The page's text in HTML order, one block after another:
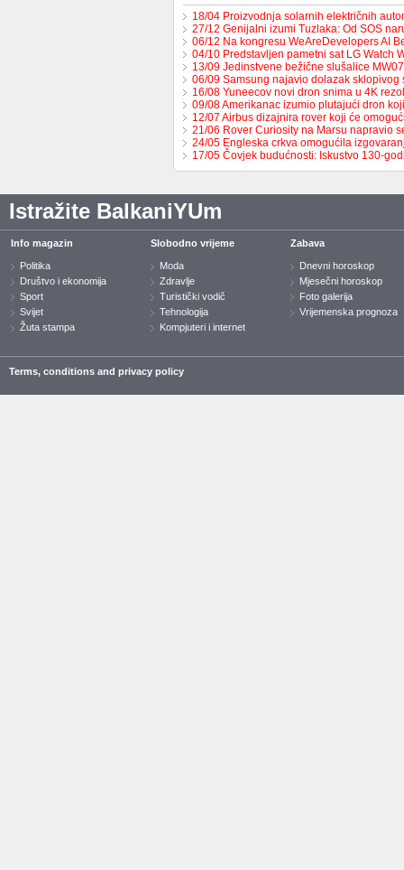
18/04 Proizvodnja solarnih električnih
27/12 Genijalni izumi Tuzlaka: Od SOS
06/12 Na kongresu WeAreDevelopers AI
04/10 Predstavljen pametni sat LG Watch
13/09 Jedinstvene bežične slušalice
06/09 Samsung najavio dolazak sklopivog
16/08 Yuneecov novi dron snima u 4K
09/08 Amerikanac izumio plutajući dron
12/07 Airbus dizajnira rover koji će
21/06 Rover Curiosity na Marsu napravio
24/05 Engleska crkva omogućila
17/05 Čovjek budućnosti: Iskustvo 130-
Istražite BalkaniYUm
Info magazin
Politika
Društvo i ekonomija
Sport
Svijet
Žuta stampa
Slobodno vrijeme
Moda
Zdravlje
Turistički vodič
Tehnologija
Kompjuteri i internet
Zabava
Dnevni horoskop
Mjesečni horoskop
Foto galerija
Vrijemenska prognoza
Terms, conditions and privacy policy